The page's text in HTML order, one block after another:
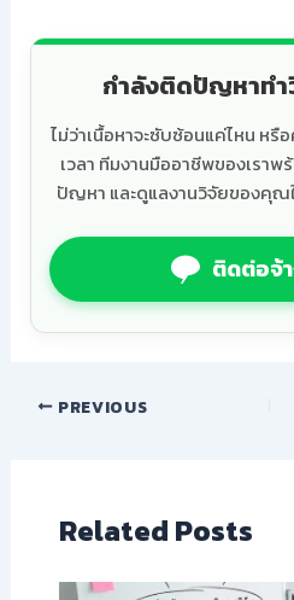
กำลังติดปัญหาทำ
ไม่ว่าเนื้อหาจะซับซ้อนแค่ไหน ห
เวลา ทีมงานมืออาชีพของเราพ
ปัญหา และดูแลงานวิจัยของคุณ
ติดต่อจ้
PREVIOUS
Related Posts